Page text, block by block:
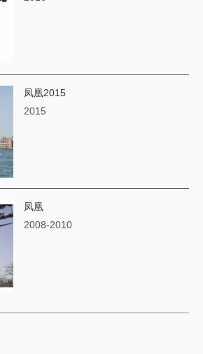
凤凰2015
2015
凤凰
2008-2010